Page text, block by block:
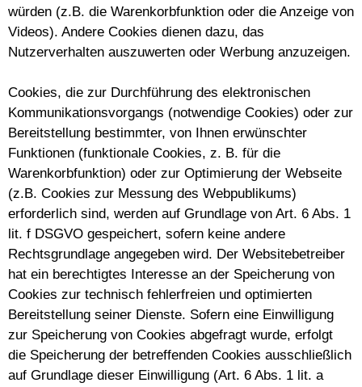
würden (z.B. die Warenkorbfunktion oder die Anzeige von
Videos). Andere Cookies dienen dazu, das
Nutzerverhalten auszuwerten oder Werbung anzuzeigen.
Cookies, die zur Durchführung des elektronischen
Kommunikationsvorgangs (notwendige Cookies) oder zur
Bereitstellung bestimmter, von Ihnen erwünschter
Funktionen (funktionale Cookies, z. B. für die
Warenkorbfunktion) oder zur Optimierung der Webseite
(z.B. Cookies zur Messung des Webpublikums)
erforderlich sind, werden auf Grundlage von Art. 6 Abs. 1
lit. f DSGVO gespeichert, sofern keine andere
Rechtsgrundlage angegeben wird. Der Websitebetreiber
hat ein berechtigtes Interesse an der Speicherung von
Cookies zur technisch fehlerfreien und optimierten
Bereitstellung seiner Dienste. Sofern eine Einwilligung
zur Speicherung von Cookies abgefragt wurde, erfolgt
die Speicherung der betreffenden Cookies ausschließlich
auf Grundlage dieser Einwilligung (Art. 6 Abs. 1 lit. a